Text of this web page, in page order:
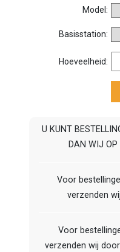
Model:
Basisstation:
Hoeveelheid:
U KUNT
DAN WIJ OP
Voor
verzenden
Voor
verzenden wij